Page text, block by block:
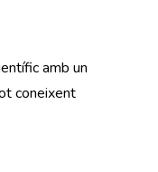
amb un
coneixent